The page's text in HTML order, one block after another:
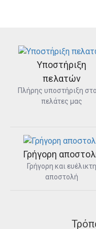
Υποστήριξη
πελατών
Πλήρης υποστήριξη
πελάτες μας
Γρήγορη
Γρήγορη και ευέλικτη
αποστολή